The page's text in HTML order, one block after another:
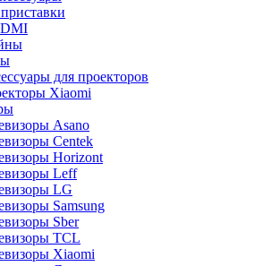
для проекторов
Xiaomi
Asano
Centek
Horizont
Leff
LG
Samsung
Sber
TCL
Xiaomi